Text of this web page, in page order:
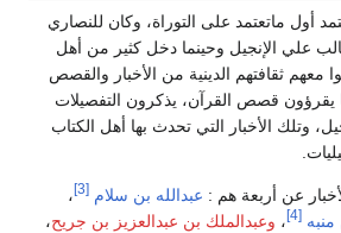
أول ماتعتمد على التوراة، وكان للنصاري
علي الإنجيل وحينما دخل كثير من أهل
معهم ثقافتهم الدينية من الأخبار والقصص
يقرؤون قصص القرآن، يذكرون التفصيلات
وتلك الأخبار التي تحدث بها أهل الكتاب
عن أربعة هم : عبدالله بن سلام [3]
،
[4] ، وعبدالملك بن عبدالعزيز بن جريح،